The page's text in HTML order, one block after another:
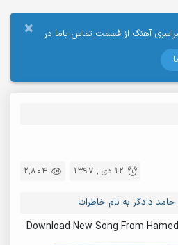
×
آهنگ از قسمت تماس باما در
2,804 12 دی , 1397
دادگر به نام خاطرات
Download New Song From